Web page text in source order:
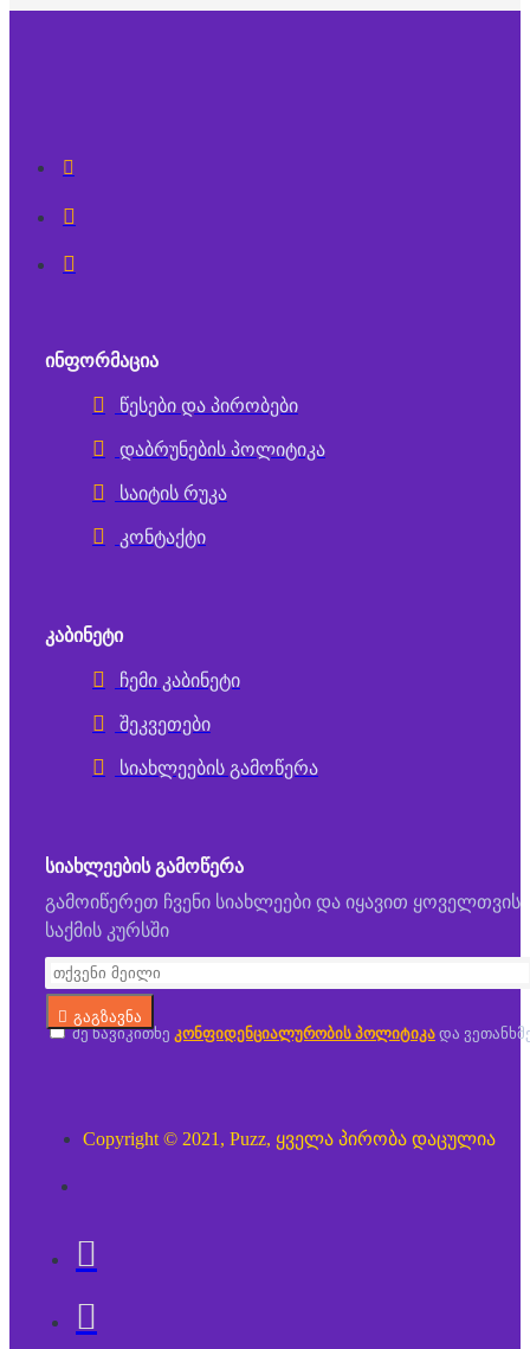
ᲘᲜᲤᲝᲠᲛᲐᲪᲘᲐ
წესები და პირობები
დაბრუნების პოლიტიკა
საიტის რუკა
კონტაქტი
ᲙᲐᲑᲘᲜᲔᲢᲘ
ჩემი კაბინეტი
შეკვეთები
სიახლეების გამოწერა
ᲡᲘᲐᲮᲚᲔᲔᲑᲘᲡ ᲒᲐᲛᲝᲬᲔᲠᲐ
გამოიწერეთ ჩვენი სიახლეები და იყავით ყოველთვის
საქმის კურსში
გაგზავნა
მე წავიკითხე კონფიდენციალურობის პოლიტიკა და
Copyright © 2021, Puzz, ყველა პირობა დაცულია